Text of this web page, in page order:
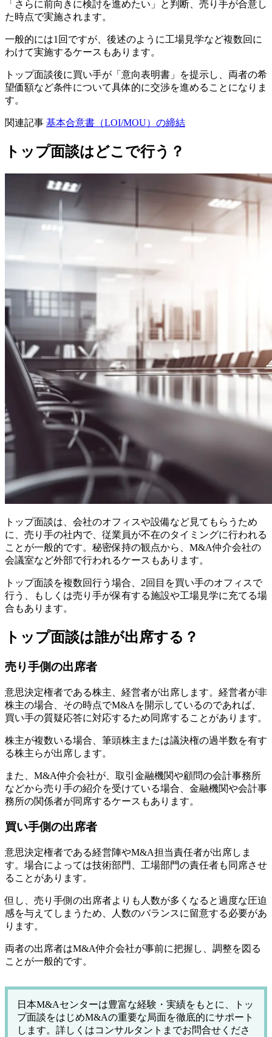
8-2.相手先の情報収集を行い、質問事項をまとめてお
8-3.自社の情報を整理し、説明できるようにしておく
9.トップ面談当日の流れ
9-2.②自社の紹介、プレゼンテーションの実施
9-3.③質疑応答・ディスカッション
10. トップ面談で現地視察を行う際の注意点
10-1.事前の説明
10-2.買い手の服装
11.終わりに
「さらに前向きに検討を進めたい」と判断、売り手が合意し
た時点で実施されます。
一般的には1回ですが、後述のように工場見学など複数回に
わけて実施するケースもあります。
トップ面談後に買い手が「意向表明書」を提示し、両者の希
望価額など条件について具体的に交渉を進めることになりま
す。
関連記事 基本合意書（LOI/MOU）の締結
トップ面談はどこで行う？
トップ面談は、会社のオフィスや設備など見てもらうため
に、売り手の社内で、従業員が不在のタイミングに行われる
ことが一般的です。秘密保持の観点から、M&A仲介会社の
会議室など外部で行われるケースもあります。
トップ面談を複数回行う場合、2回目を買い手のオフィスで
行う、もしくは売り手が保有する施設や工場見学に充てる場
合もあります。
トップ面談は誰が出席する？
売り手側の出席者
意思決定権者である株主、経営者が出席します。経営者が非
株主の場合、その時点でM&Aを開示しているのであれば、
買い手の質疑応答に対応するため同席することがあります。
株主が複数いる場合、筆頭株主または議決権の過半数を有す
る株主らが出席します。
また、M&A仲介会社が、取引金融機関や顧問の会計事務所
などから売り手の紹介を受けている場合、金融機関や会計事
務所の関係者が同席するケースもあります。
買い手側の出席者
意思決定権者である経営陣やM&A担当責任者が出席しま
す。場合によっては技術部門、工場部門の責任者も同席させ
ることがあります。
但し、売り手側の出席者よりも人数が多くなると過度な圧迫
感を与えてしまうため、人数のバランスに留意する必要があ
ります。
両者の出席者はM&A仲介会社が事前に把握し、調整を図る
ことが一般的です。
日本M&Aセンターは豊富な経験・実績をもとに、トッ
プ面談をはじめM&Aの重要な局面を徹底的にサポート
します。詳しくはコンサルタントまでお問合せくださ